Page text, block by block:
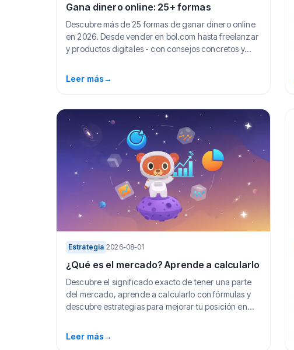
Gana dinero online: 25+ formas
Descubre más de 25 formas de ganar dinero online
en 2026. Desde vender en bol.com hasta freelanzar
y productos digitales - con consejos concretos y...
Leer más→
Estrategia 2026-08-01
¿Qué es el mercado? Aprende a calcularlo
Descubre el significado exacto de tener una parte
del mercado, aprende a calcularlo con fórmulas y
descubre estrategias para mejorar tu posición en...
Leer más→